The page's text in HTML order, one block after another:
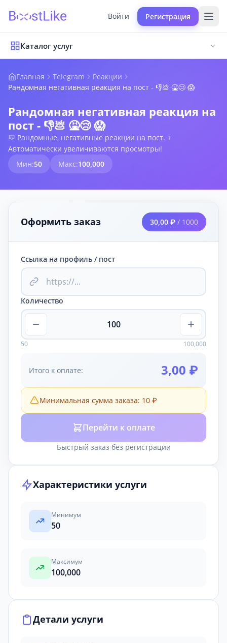
Войти Регистрация
Каталог услуг
Главная Telegram
Реакции
Рандомная негативная реакция на пост - 👎💩 🤮😢 😱
Рандомная негативная реакция на
пост - 👎💩 🤮😢 😱
💬 Рандомные, негативные реакции на пост. +
Автоматически увеличиваются просмотры!
Мин:50 Макс:100,000
Оформить заказ 30,00 ₽ / 1000
Ссылка на профиль / пост
Количество
50 100,000
Итого к оплате: 3,00 ₽
Минимальная сумма заказа: 10 ₽
Перейти к оплате
Быстрый заказ без регистрации
Характеристики услуги
Минимум
50
Максимум
100,000
Детали услуги